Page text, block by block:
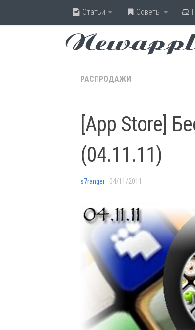
Статьи Советы
РАСПРОДАЖИ
[App Store]
(04.11.11)
s7ranger · 04/11/2011